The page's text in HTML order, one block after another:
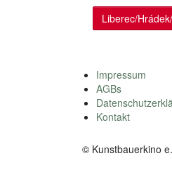
Liberec/
Impressum
AGBs
Kontakt
© Kunstbauerkino